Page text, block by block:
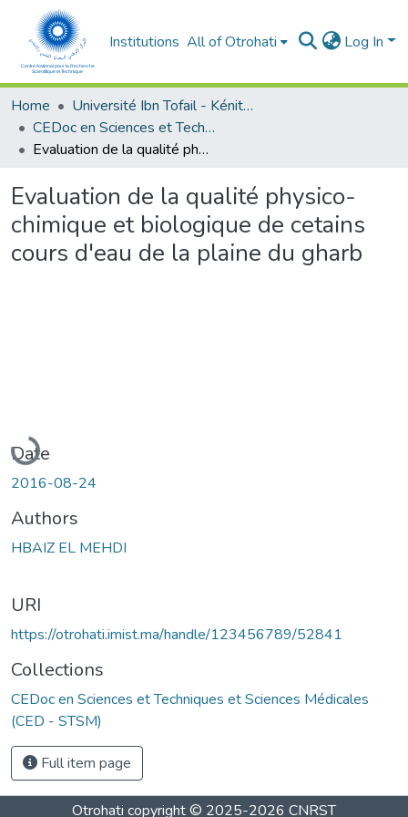
Institutions All of Otrohati Log In
Home
Université Ibn Tofail - Kénitra
CEDoc en Sciences et Techniques et Sciences Médicales (CED - STSM)
Evaluation de la qualité physico-chimique et biologique de cetains cours d'eau de la plaine du gharb
Evaluation de la qualité physico-
chimique et biologique de cetains
cours d'eau de la plaine du gharb
Loading...
Date
2016-08-24
Authors
HBAIZ EL MEHDI
URI
https://otrohati.imist.ma/handle/123456789/52841
Collections
CEDoc en Sciences et Techniques et Sciences Médicales
(CED - STSM)
Full item page
Otrohati copyright © 2025-2026 CNRST